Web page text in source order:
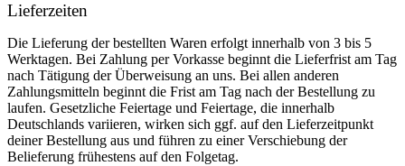
Lieferzeiten
Die Lieferung der bestellten Waren erfolgt innerhalb von 3 bis 5
Werktagen. Bei Zahlung per Vorkasse beginnt die Lieferfrist am Tag
nach Tätigung der Überweisung an uns. Bei allen anderen
Zahlungsmitteln beginnt die Frist am Tag nach der Bestellung zu
laufen. Gesetzliche Feiertage und Feiertage, die innerhalb
Deutschlands variieren, wirken sich ggf. auf den Lieferzeitpunkt
deiner Bestellung aus und führen zu einer Verschiebung der
Belieferung frühestens auf den Folgetag.